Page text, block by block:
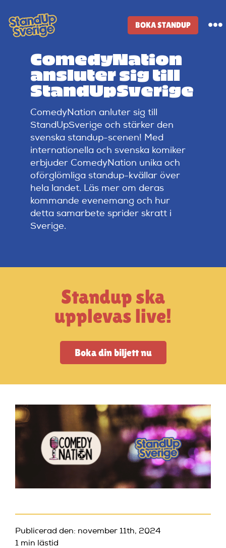
to
content
BOKA STANDUP
Standup-butik
Komiker
Lineup
Tidigare lineup
Klubbar
Artiklar
StandUpSverige PODDEN
Vanliga frågor
ComedyNation
ansluter sig till
StandUpSverige
ComedyNation anluter sig till
StandUpSverige och stärker den
svenska standup-scenen! Med
internationella och svenska komiker
erbjuder ComedyNation unika och
oförglömliga standup-kvällar över
hela landet. Läs mer om deras
kommande evenemang och hur
detta samarbete sprider skratt i
Sverige.
Standup ska
upplevas live!
Boka din biljett nu
Publicerad den: november 11th, 2024
1 min lästid